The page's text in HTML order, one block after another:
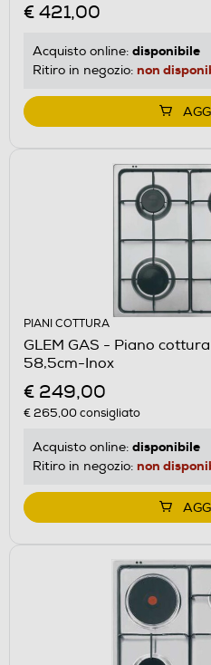
€ 421,00
Acquisto online: disponibile
Ritiro in negozio: non
PIANI COTTURA
GLEM GAS - Piano
58,5cm-Inox
€ 249,00
€ 265,00consigliato
Acquisto online: disponibile
Ritiro in negozio: non